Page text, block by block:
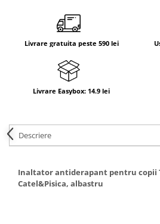
Livrare gratuita peste 590 lei
Livrare Easybox: 14.9 lei
Descriere
Inaltator antiderapant pentru copii
Catel&Pisica, albastru